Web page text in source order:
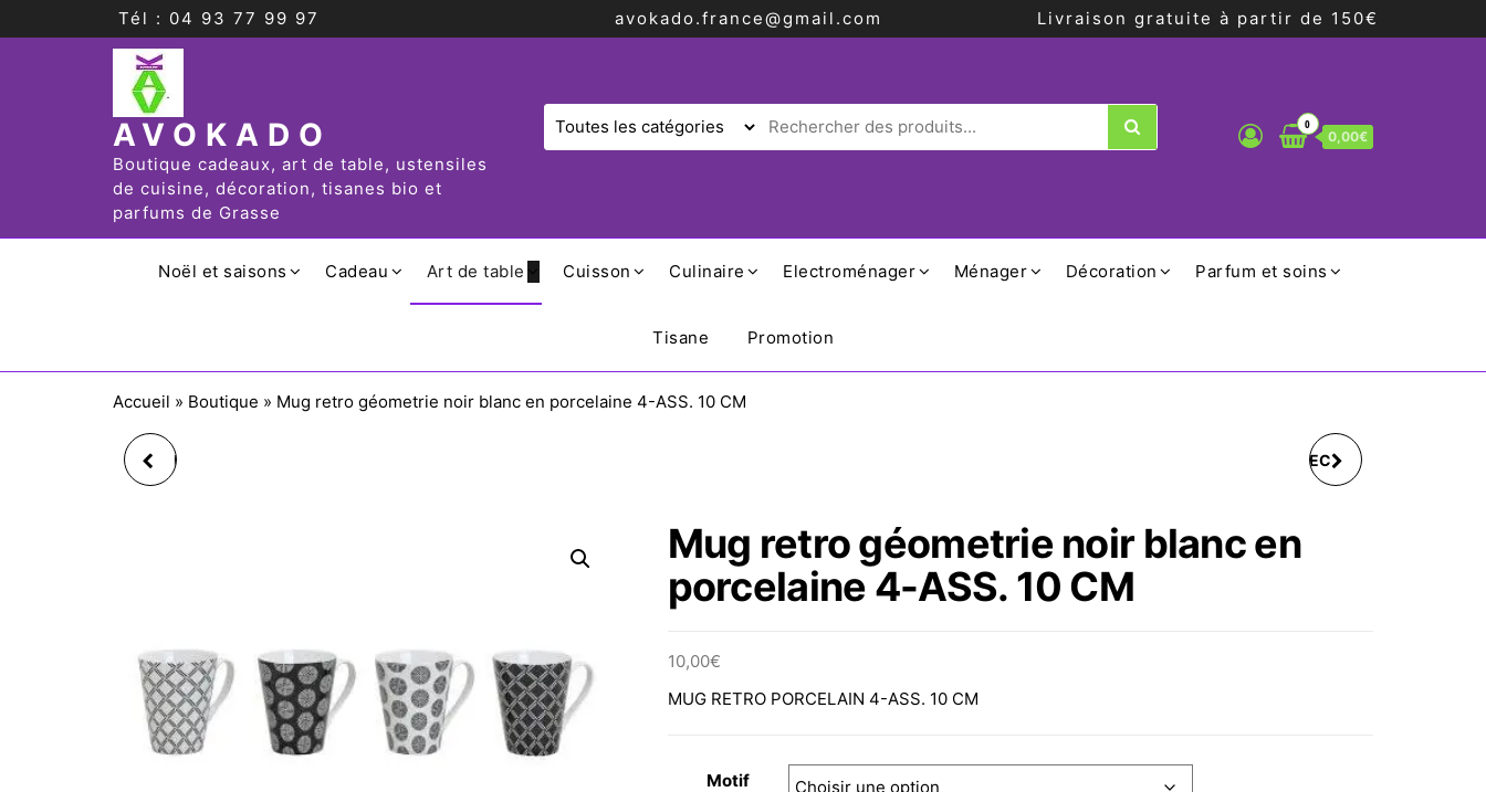
Tél : 04 93 77 99 97 avokado.france@gmail.com Livraison gratuite à partir de 150€
AVOKADO
Boutique cadeaux, art de table, ustensiles
de cuisine, décoration, tisanes bio et
parfums de Grasse
0
0,00€
Noël et saisons Cadeau Art de table Cuisson Culinaire Electroménager Ménager Décoration Parfum et soins
Tisane Promotion
Accueil » Boutique » Mug retro géometrie noir blanc en porcelaine 4-ASS. 10 CM
MUG PERROQUET EN MUG BEIGE DORÉ AVEC
Mug retro géometrie noir blanc en
porcelaine 4-ASS. 10 CM
10,00€
MUG RETRO PORCELAIN 4-ASS. 10 CM
Motif